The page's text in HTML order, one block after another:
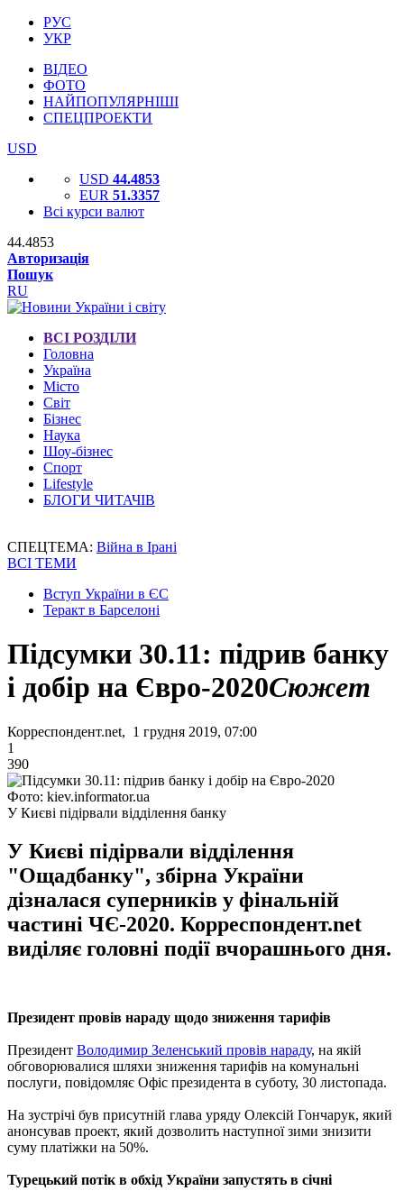
РУС
УКР
ВІДЕО
ФОТО
НАЙПОПУЛЯРНІШІ
СПЕЦПРОЕКТИ
USD
USD 44.4853
EUR 51.3357
Всі курси валют
44.4853
Авторизація
Пошук
RU
ВСІ РОЗДІЛИ
Головна
Україна
Місто
Світ
Бізнес
Наука
Шоу-бізнес
Спорт
Lifestyle
БЛОГИ ЧИТАЧІВ
СПЕЦТЕМА: Війна в Ірані
ВСІ ТЕМИ
Вступ України в ЄС
Теракт в Барселоні
Підсумки 30.11: підрив банку
і добір на Євро-2020Сюжет
Корреспондент.net, 1 грудня 2019, 07:00
1
390
Фото: kiev.informator.ua
У Києві підірвали відділення банку
У Києві підірвали відділення
"Ощадбанку", збірна України
дізналася суперників у фінальній
частині ЧЄ-2020. Корреспондент.net
виділяє головні події вчорашнього дня.
Президент провів нараду щодо зниження тарифів
Президент Володимир Зеленський провів нараду, на якій
обговорювалися шляхи зниження тарифів на комунальні
послуги, повідомляє Офіс президента в суботу, 30 листопада.
На зустрічі був присутній глава уряду Олексій Гончарук, який
анонсував проект, який дозволить наступної зими знизити
суму платіжки на 50%.
Турецький потік в обхід України запустять в січні